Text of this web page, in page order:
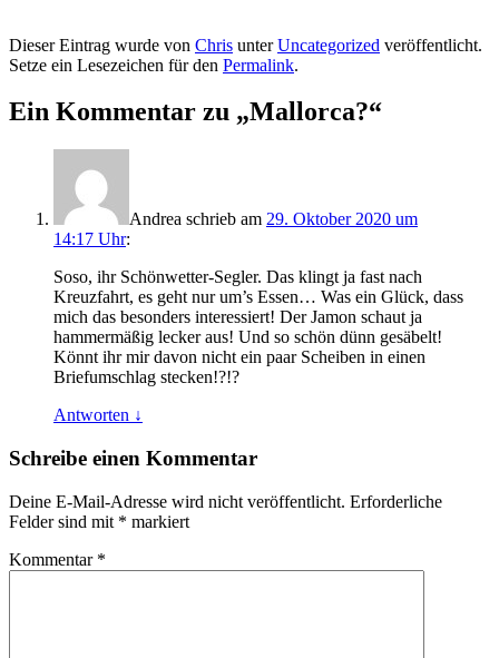
Dieser Eintrag wurde von Chris unterUncategorized veröffentlicht.
Setze ein Lesezeichen für den Permalink.
Ein Kommentar zu „Mallorca?“
Andrea schrieb am 29. Oktober 2020 um
14:17 Uhr:
Soso, ihr Schönwetter-Segler. Das klingt ja fast nach
Kreuzfahrt, es geht nur um’s Essen… Was ein Glück, dass
mich das besonders interessiert! Der Jamon schaut ja
hammermäßig lecker aus! Und so schön dünn gesäbelt!
Könnt ihr mir davon nicht ein paar Scheiben in einen
Briefumschlag stecken!?!?
Antworten ↓
Schreibe einen Kommentar
Deine E-Mail-Adresse wird nicht veröffentlicht. Erforderliche
Felder sind mit * markiert
Kommentar *